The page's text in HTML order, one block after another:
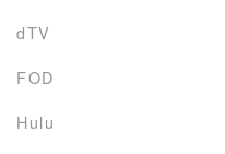
dTV
FOD
Hulu